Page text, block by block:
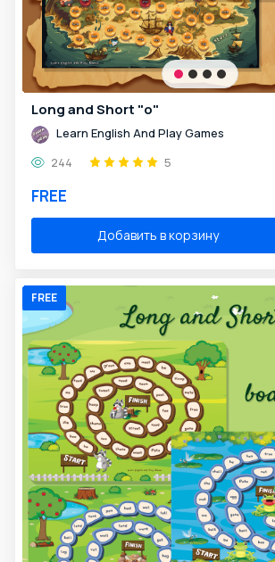
Long and Short "o"
Learn English And Play Games
244
5
FREE
Добавить в корзину
FREE